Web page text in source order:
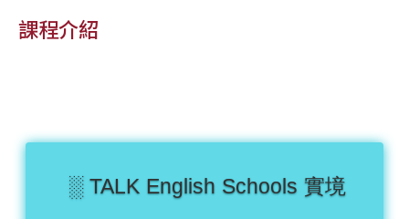
課程介紹
░ TALK English Schools 實境